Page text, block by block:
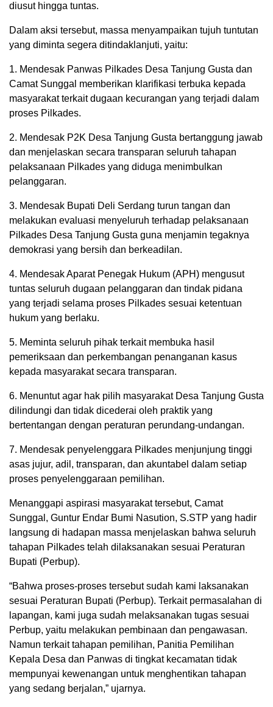
diusut hingga tuntas.
Dalam aksi tersebut, massa menyampaikan tujuh tuntutan
yang diminta segera ditindaklanjuti, yaitu:
1. Mendesak Panwas Pilkades Desa Tanjung Gusta dan
Camat Sunggal memberikan klarifikasi terbuka kepada
masyarakat terkait dugaan kecurangan yang terjadi dalam
proses Pilkades.
2. Mendesak P2K Desa Tanjung Gusta bertanggung jawab
dan menjelaskan secara transparan seluruh tahapan
pelaksanaan Pilkades yang diduga menimbulkan
pelanggaran.
3. Mendesak Bupati Deli Serdang turun tangan dan
melakukan evaluasi menyeluruh terhadap pelaksanaan
Pilkades Desa Tanjung Gusta guna menjamin tegaknya
demokrasi yang bersih dan berkeadilan.
4. Mendesak Aparat Penegak Hukum (APH) mengusut
tuntas seluruh dugaan pelanggaran dan tindak pidana
yang terjadi selama proses Pilkades sesuai ketentuan
hukum yang berlaku.
5. Meminta seluruh pihak terkait membuka hasil
pemeriksaan dan perkembangan penanganan kasus
kepada masyarakat secara transparan.
6. Menuntut agar hak pilih masyarakat Desa Tanjung Gusta
dilindungi dan tidak dicederai oleh praktik yang
bertentangan dengan peraturan perundang-undangan.
7. Mendesak penyelenggara Pilkades menjunjung tinggi
asas jujur, adil, transparan, dan akuntabel dalam setiap
proses penyelenggaraan pemilihan.
Menanggapi aspirasi masyarakat tersebut, Camat
Sunggal, Guntur Endar Bumi Nasution, S.STP yang hadir
langsung di hadapan massa menjelaskan bahwa seluruh
tahapan Pilkades telah dilaksanakan sesuai Peraturan
Bupati (Perbup).
“Bahwa proses-proses tersebut sudah kami laksanakan
sesuai Peraturan Bupati (Perbup). Terkait permasalahan di
lapangan, kami juga sudah melaksanakan tugas sesuai
Perbup, yaitu melakukan pembinaan dan pengawasan.
Namun terkait tahapan pemilihan, Panitia Pemilihan
Kepala Desa dan Panwas di tingkat kecamatan tidak
mempunyai kewenangan untuk menghentikan tahapan
yang sedang berjalan,” ujarnya.